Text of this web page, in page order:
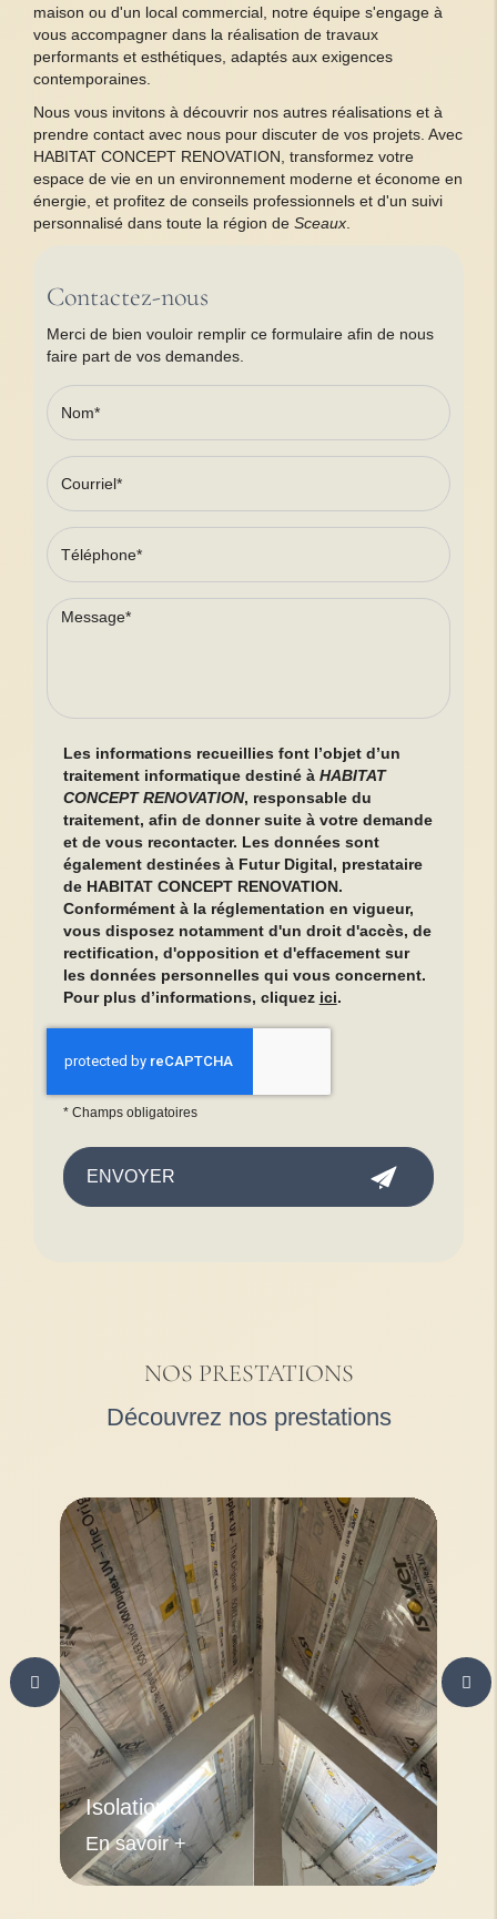
maison ou d'un local commercial, notre équipe s'engage à
vous accompagner dans la réalisation de travaux
performants et esthétiques, adaptés aux exigences
contemporaines.
Nous vous invitons à découvrir nos autres réalisations et à
prendre contact avec nous pour discuter de vos projets. Avec
HABITAT CONCEPT RENOVATION, transformez votre
espace de vie en un environnement moderne et économe en
énergie, et profitez de conseils professionnels et d'un suivi
personnalisé dans toute la région de Sceaux
Contactez-nous
Merci de bien vouloir remplir ce formulaire afin de nous
faire part de vos demandes.
Les informations recueillies font l’objet d’un
traitement informatique destiné àHABITAT
CONCEPT RENOVATION, responsable du
traitement, afin de donner suite à votre demande
et de vous recontacter. Les données sont
également destinées à Futur Digital, prestataire
de HABITAT CONCEPT RENOVATION.
Conformément à la réglementation en vigueur,
vous disposez notamment d'un droit d'accès, de
rectification, d'opposition et d'effacement sur
les données personnelles qui vous concernent.
Pour plus d’informations, cliquez ici.
* Champs obligatoires
NOS PRESTATIONS
Découvrez nos prestations
Isolation
En savoir +